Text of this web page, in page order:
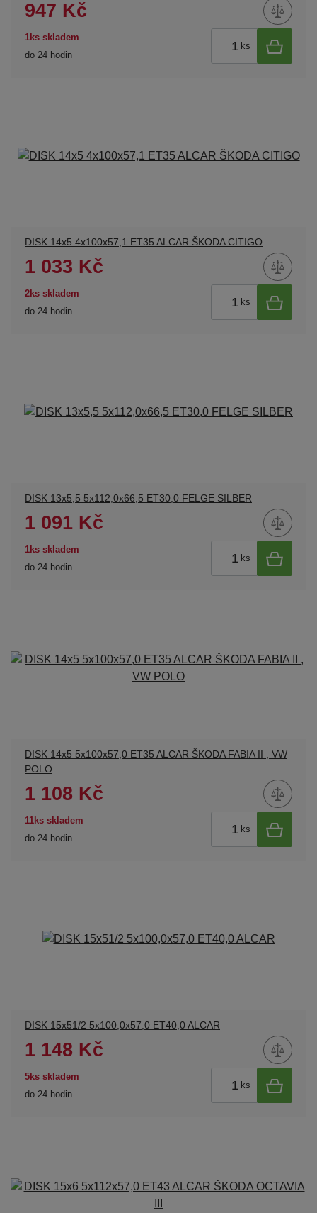
947 Kč
1ks skladem
do 24 hodin
ks
DISK 14x5 4x100x57,1 ET35 ALCAR ŠKODA CITIGO
1 033 Kč
2ks skladem
do 24 hodin
ks
DISK 13x5,5 5x112,0x66,5 ET30,0 FELGE SILBER
1 091 Kč
1ks skladem
do 24 hodin
ks
DISK 14x5 5x100x57,0 ET35 ALCAR ŠKODA FABIA II , VW
POLO
1 108 Kč
11ks skladem
do 24 hodin
ks
DISK 15x51/2 5x100,0x57,0 ET40,0 ALCAR
1 148 Kč
5ks skladem
do 24 hodin
ks